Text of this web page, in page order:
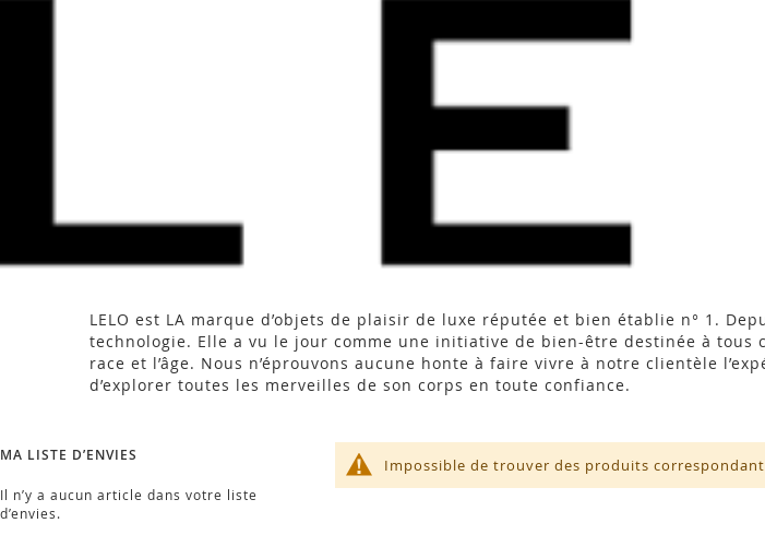
LELO est LA marque d’objets de plaisir de luxe réputée et bien établie n° 1.
technologie. Elle a vu le jour comme une initiative de bien-être destinée à
race et l’âge. Nous n’éprouvons aucune honte à faire vivre à notre clientèle
d’explorer toutes les merveilles de son corps en toute confiance.
Impossible de trouver des produits
MA LISTE D’ENVIES
Il n’y a aucun article dans votre liste
d’envies.